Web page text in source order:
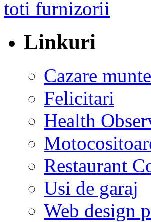
Linkuri
Cazare
Felicitari
Health
Restaurant
Usi de garaj
Web design